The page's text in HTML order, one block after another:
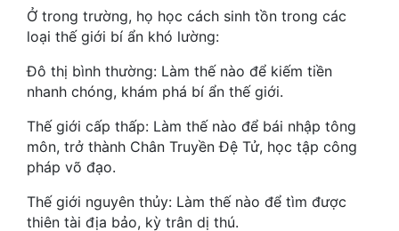
Phong Thủy - Tâm Linh
Phản Phái
Quan Trường
Quân Sự
Sảng Văn
Ở trong trường, họ học cách sinh tồn trong các
loại thế giới bí ẩn khó lường:
Đô thị bình thường: Làm thế nào để kiếm tiền
nhanh chóng, khám phá bí ẩn thế giới.
Thế giới cấp thấp: Làm thế nào để bái nhập tông
môn, trở thành Chân Truyền Đệ Tử, học tập công
pháp võ đạo.
Thế giới nguyên thủy: Làm thế nào để tìm được
thiên tài địa bảo, kỳ trân dị thú.